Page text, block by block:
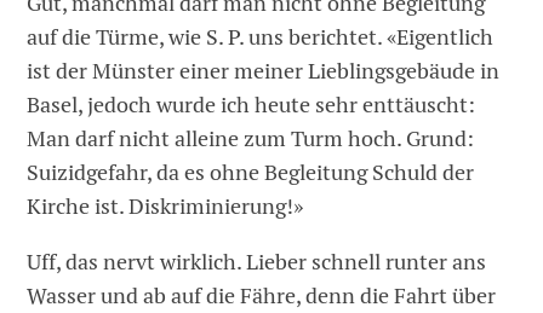
auf die Türme, wie S. P. uns berichtet. «Eigentlich
ist der Münster einer meiner Lieblingsgebäude in
Basel, jedoch wurde ich heute sehr enttäuscht:
Man darf nicht alleine zum Turm hoch. Grund:
Suizidgefahr, da es ohne Begleitung Schuld der
Kirche ist. Diskriminierung!»
Uff, das nervt wirklich. Lieber schnell runter ans
Wasser und ab auf die Fähre, denn die Fahrt über